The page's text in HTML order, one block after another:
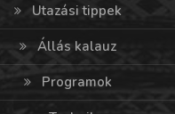
Utazási tippek
Állás kalauz
Programok